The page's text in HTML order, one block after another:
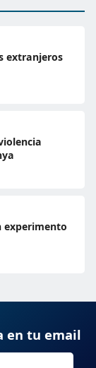
extranjeros
experimento
en tu email